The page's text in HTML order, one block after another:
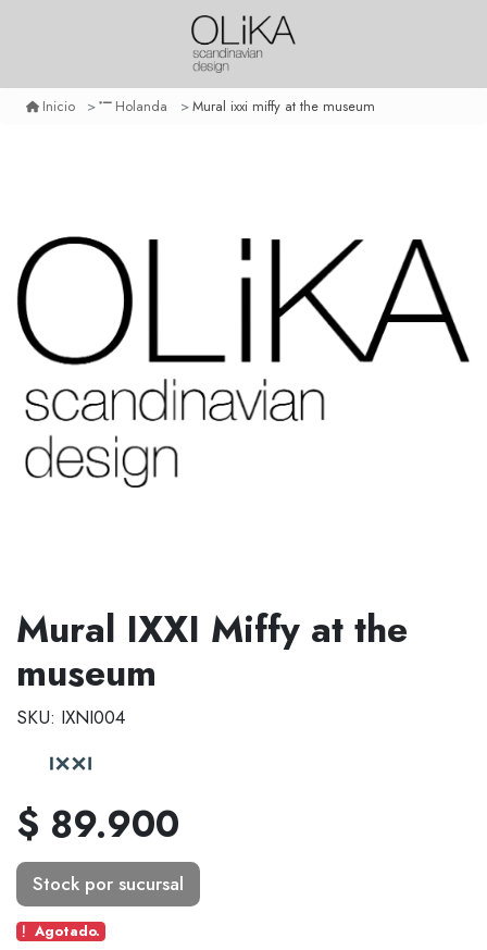
Inicio Holanda Mural ixxi miffy at the museum
Mural IXXI Miffy at the
museum
SKU: IXNI004
$ 89.900
Stock por sucursal
Agotado.